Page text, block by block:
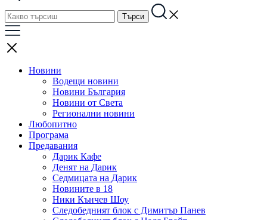
Новини
Водещи новини
Новини България
Новини от Света
Регионални новини
Любопитно
Програма
Предавания
Дарик Кафе
Денят на Дарик
Седмицата на Дарик
Новините в 18
Ники Кънчев Шоу
Следобедният блок с Димитър Панев